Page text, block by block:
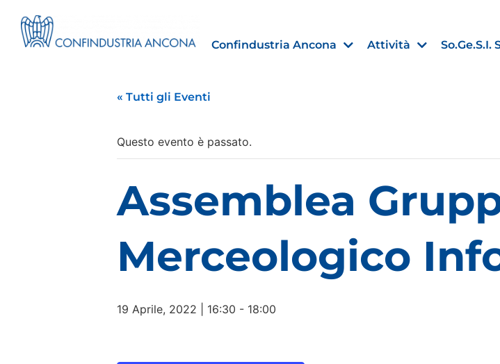
Confindustria Ancona Attività So.Ge.S.I.
Estero
Importazioni dagli Stati Uniti nell’UE:
novità sulle prove di origine non
30 Luglio 2026
Finanza
“PMI,
”
« Tutti gli Eventi
Questo evento è passato.
Assemblea
Merceologico
19 Aprile, 2022 | 16:30 - 18:00